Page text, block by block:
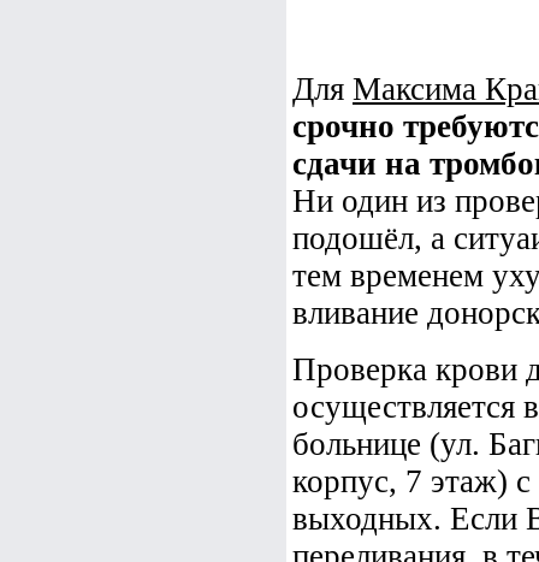
Для Максима
срочно
сдачи на
Ни один из
подошёл, а
тем временем
вливание
Проверка крови
осуществляется
больнице (ул.
корпус, 7 этаж)
выходных. Если